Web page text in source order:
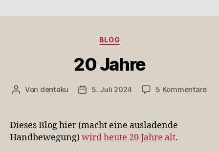
Kategorien
BLOG
20 Jahre
Beitragsautor
Von dentaku Veröffentlichungsdatum
5. Juli 2024 5 Kommentarezu
Dieses Blog hier (macht eine ausladende
Handbewegung)wird heute 20 Jahre alt.